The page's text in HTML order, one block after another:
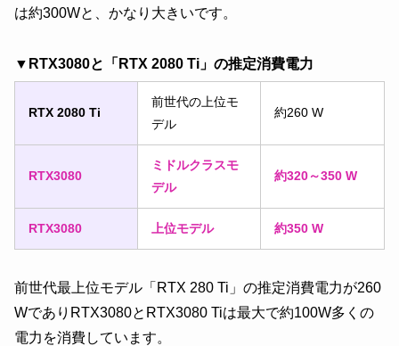
は約300Wと、かなり大きいです。
▼RTX3080と「RTX 2080 Ti」の推定消費電力
RTX 2080 Ti
前世代の上位モ
デル
約260 W
RTX3080
ミドルクラスモ
デル
約320～350 W
RTX3080 上位モデル 約350 W
前世代最上位モデル「RTX 280 Ti」の推定消費電力が260
WでありRTX3080とRTX3080 Tiは最大で約100W多くの
電力を消費しています。